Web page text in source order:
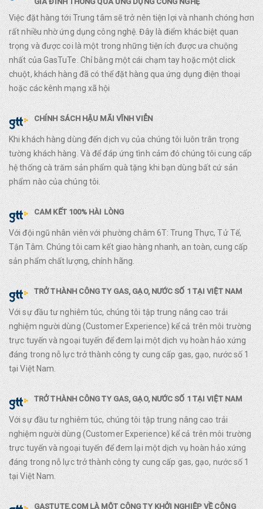
Việc đặt hàng tới Trung tâm sẽ trở nên tiện lợi và nhanh chóng hơn
rất nhiều nhờ ứng dụng công nghệ. Đây là điểm khác biệt quan
trọng và được coi là một trong những tiện ích được ưa chuộng
nhất của GasTuTe. Chỉ bằng một cái chạm tay hoặc một click
chuột, khách hàng đã có thể đặt hàng qua ứng dụng điện thoại
hoặc các kênh mạng xã hội
CHÍNH SÁCH HẬU MÃI VĨNH VIỄN
Khi khách hàng dùng đến dịch vụ của chúng tôi luôn trân trọng
tường khách hàng. Và để đáp ứng tình cảm đó chúng tôi cung cấp
hệ thống cà trăm sản phẩm quà tặng khi bạn dùng bất cứ sản
phẩm nào của chúng tôi.
CAM KẾT 100% HÀI LÒNG
Với đội ngũ nhân viên với phường châm 6T: Trung Thực, Tử Tế,
Tận Tâm. Chúng tôi cam kết giao hàng nhanh, an toàn, cung cấp
sản phẩm chất lượng, chính hãng.
TRỞ THÀNH CÔNG TY GAS, GẠO, NƯỚC SỐ 1 TẠI VIỆT NAM
Với sự đầu tư nghiêm túc, chúng tôi tập trung nâng cao trải
nghiệm người dùng (Customer Experience) kể cả trên môi trường
trực tuyến và ngoại tuyến để đem lại một dịch vụ hoàn hảo xứng
đáng trong nỗ lực trở thành công ty cung cấp gas, gạo, nước số 1
tại Việt Nam.
TRỞ THÀNH CÔNG TY GAS, GẠO, NƯỚC SỐ 1 TẠI VIỆT NAM
Với sự đầu tư nghiêm túc, chúng tôi tập trung nâng cao trải
nghiệm người dùng (Customer Experience) kể cả trên môi trường
trực tuyến và ngoại tuyến để đem lại một dịch vụ hoàn hảo xứng
đáng trong nỗ lực trở thành công ty cung cấp gas, gạo, nước số 1
tại Việt Nam.
GASTUTE.COM LÀ MỘT CÔNG TY KHỞI NGHIỆP VỀ CÔNG